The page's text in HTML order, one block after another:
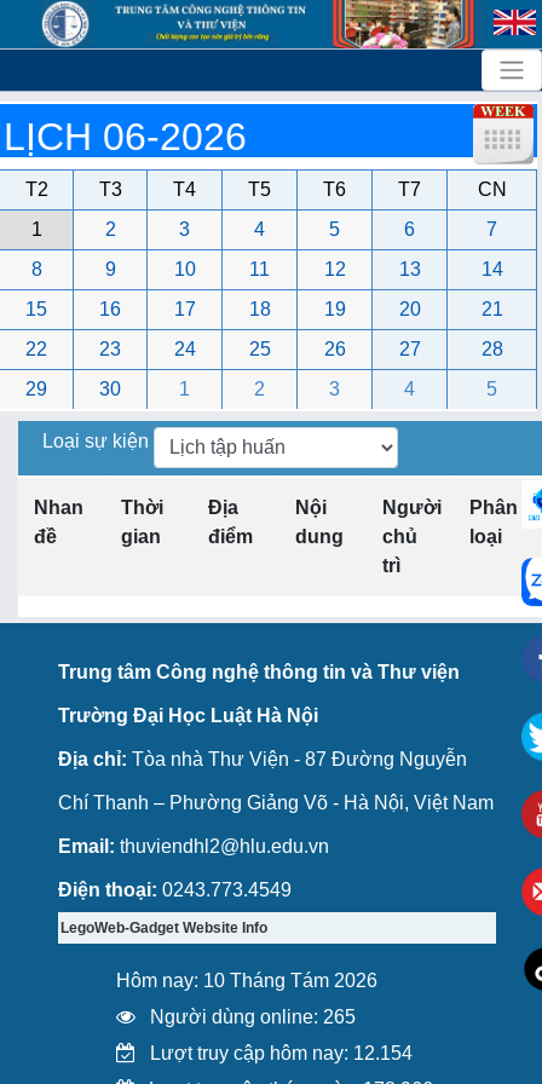
LỊCH 06-2026
T2 T3 T4 T5 T6 T7
CN
1
2 3 4 5 6
7
8
9 10 11 12 13
14
15
16 17 18 19 20
21
22
23 24 25 26 27
28
29
30 1 2 3 4 5
Loại sự kiện
Nhan
đề
Thời
gian
Địa
điểm
Nội
dung
Người
chủ
trì
Phân
loại
Trung tâm Công nghệ thông tin và Thư viện
Trường Đại Học Luật Hà Nội
Địa chỉ: Tòa nhà Thư Viện - 87 Đường Nguyễn
Chí Thanh – Phường Giảng Võ - Hà Nội, Việt Nam
Email: thuviendhl2@hlu.edu.vn
Điện thoại: 0243.773.4549
LegoWeb-Gadget Website Info
Hôm nay: 10 Tháng Tám 2026
Người dùng online: 265
Lượt truy cập hôm nay: 12.154